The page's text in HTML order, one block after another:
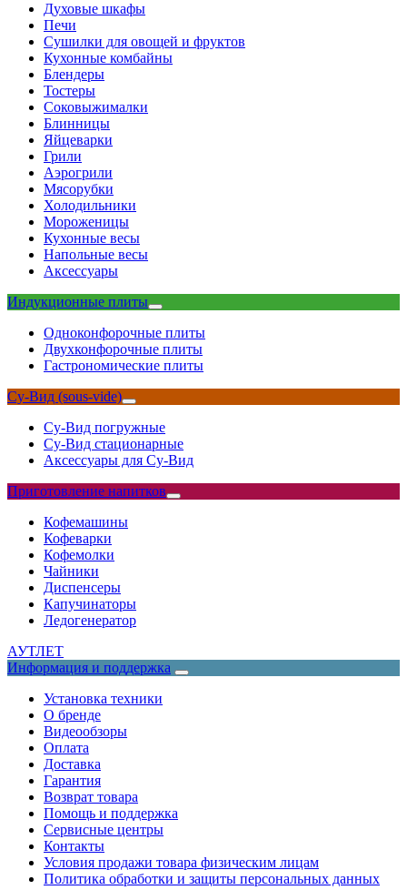
Духовые шкафы
Печи
Сушилки для овощей и фруктов
Кухонные комбайны
Блендеры
Тостеры
Соковыжималки
Блинницы
Яйцеварки
Грили
Аэрогрили
Мясорубки
Холодильники
Мороженицы
Кухонные весы
Напольные весы
Аксессуары
Индукционные плиты
Одноконфорочные плиты
Двухконфорочные плиты
Гастрономические плиты
Су-Вид (sous-vide)
Су-Вид погружные
Су-Вид стационарные
Аксессуары для Су-Вид
Приготовление напитков
Кофемашины
Кофеварки
Кофемолки
Чайники
Диспенсеры
Капучинаторы
Ледогенератор
АУТЛЕТ
Информация и поддержка
Установка техники
О бренде
Видеообзоры
Оплата
Доставка
Гарантия
Возврат товара
Помощь и поддержка
Сервисные центры
Контакты
Условия продажи товара физическим лицам
Политика обработки и защиты персональных данных